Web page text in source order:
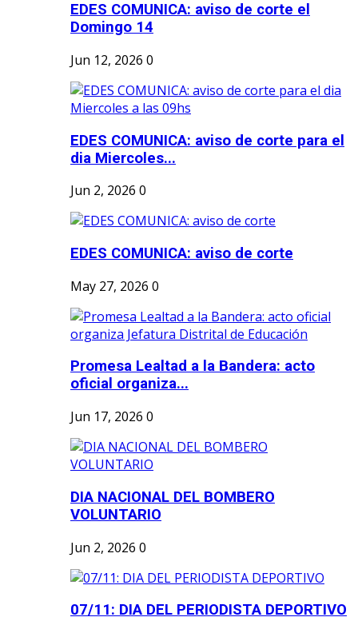
EDES COMUNICA: aviso de corte el
Domingo 14
Jun 12, 2026 0
EDES COMUNICA: aviso de corte para el
dia Miercoles...
Jun 2, 2026 0
EDES COMUNICA: aviso de corte
May 27, 2026 0
Promesa Lealtad a la Bandera: acto
oficial organiza...
Jun 17, 2026 0
DIA NACIONAL DEL BOMBERO
VOLUNTARIO
Jun 2, 2026 0
07/11: DIA DEL PERIODISTA DEPORTIVO